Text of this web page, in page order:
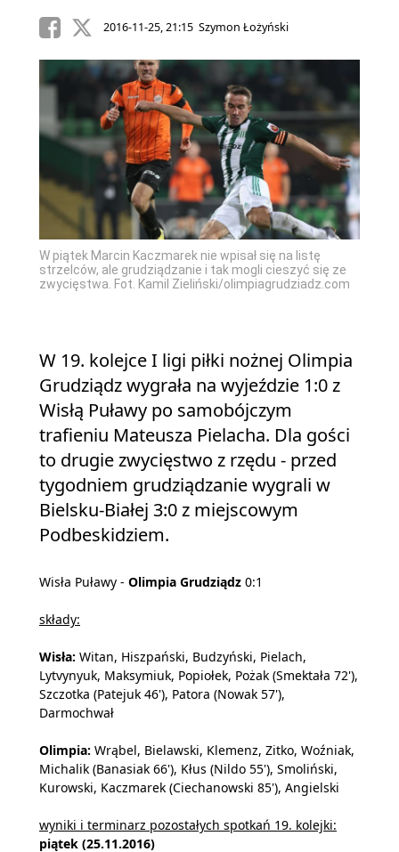
2016-11-25, 21:15 Szymon Łożyński
W piątek Marcin Kaczmarek nie wpisał się na listę
strzelców, ale grudziądzanie i tak mogli cieszyć się ze
zwycięstwa. Fot. Kamil Zieliński/olimpiagrudziadz.com
W 19. kolejce I ligi piłki nożnej Olimpia
Grudziądz wygrała na wyjeździe 1:0 z
Wisłą Puławy po samobójczym
trafieniu Mateusza Pielacha. Dla gości
to drugie zwycięstwo z rzędu - przed
tygodniem grudziądzanie wygrali w
Bielsku-Białej 3:0 z miejscowym
Podbeskidziem.
Wisła Puławy - Olimpia Grudziądz 0:1
składy:
Wisła: Witan, Hiszpański, Budzyński, Pielach,
Lytvynyuk, Maksymiuk, Popiołek, Pożak (Smektała 72'),
Szczotka (Patejuk 46'), Patora (Nowak 57'),
Darmochwał
Olimpia: Wrąbel, Bielawski, Klemenz, Zitko, Woźniak,
Michalik (Banasiak 66'), Kłus (Nildo 55'), Smoliński,
Kurowski, Kaczmarek (Ciechanowski 85'), Angielski
wyniki i terminarz pozostałych spotkań 19. kolejki:
piątek (25.11.2016)